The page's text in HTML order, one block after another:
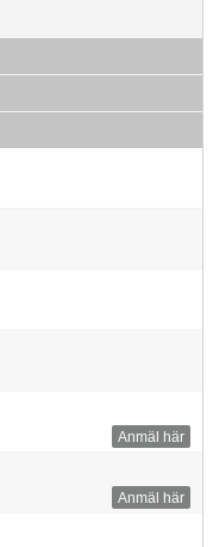
Anmäl här
Anmäl här